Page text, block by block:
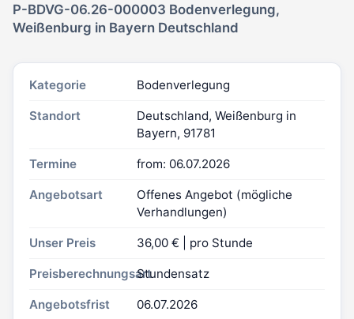
P-BDVG-06.26-000003 Bodenverlegung,
Weißenburg in Bayern Deutschland
Kategorie Bodenverlegung
Standort
Deutschland, Weißenburg in
Bayern, 91781
Termine from: 06.07.2026
Angebotsart
Offenes Angebot (mögliche
Verhandlungen)
Unser Preis 36,00 € | pro Stunde
PreisberechnungsartStundensatz
Angebotsfrist 06.07.2026